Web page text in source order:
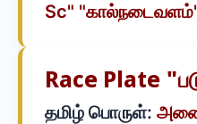
Sc"
Race Plate
தமிழ் பொருள்: